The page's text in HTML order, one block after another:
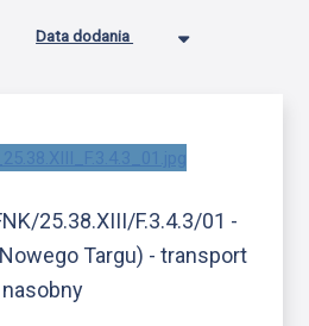
Data dodania
25.38.XIII/F.3.4.3/01 -
Targu) - transport
nasobny